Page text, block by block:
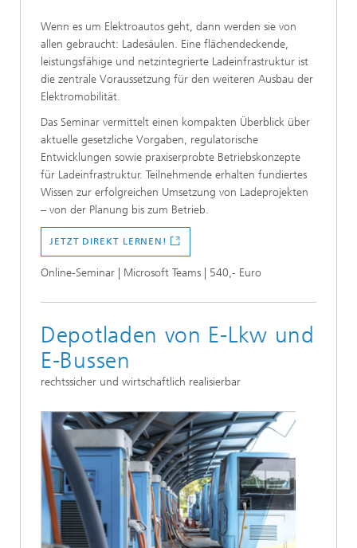
Wenn es um Elektroautos geht, dann werden sie von
allen gebraucht: Ladesäulen. Eine flächendeckende,
leistungsfähige und netzintegrierte Ladeinfrastruktur ist
die zentrale Voraussetzung für den weiteren Ausbau der
Elektromobilität.
Das Seminar vermittelt einen kompakten Überblick über
aktuelle gesetzliche Vorgaben, regulatorische
Entwicklungen sowie praxiserprobte Betriebskonzepte
für Ladeinfrastruktur. Teilnehmende erhalten fundiertes
Wissen zur erfolgreichen Umsetzung von Ladeprojekten
– von der Planung bis zum Betrieb.
JETZT DIREKT LERNEN!
Online-Seminar | Microsoft Teams | 540,- Euro
Depotladen von E-Lkw und
E-Bussen
rechtssicher und wirtschaftlich realisierbar